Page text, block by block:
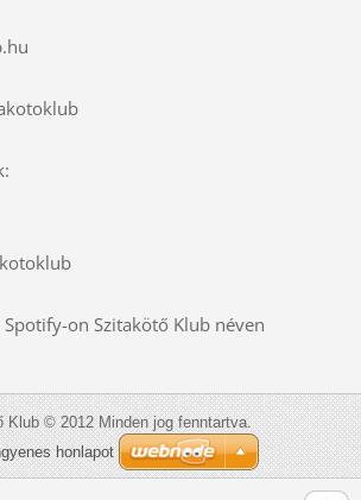
Spotify-on Szitakötő Klub néven
Klub © 2012 Minden jog fenntartva.
honlapot